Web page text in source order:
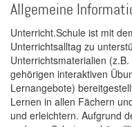
Allgemeine
Unterricht.Schule ist mit
Unterrichtsalltag zu
Unterrichtsmaterialien
gehörigen interaktiven
Lernangebote)
Lernen in allen Fächern
und erleichtern. Aufgrund